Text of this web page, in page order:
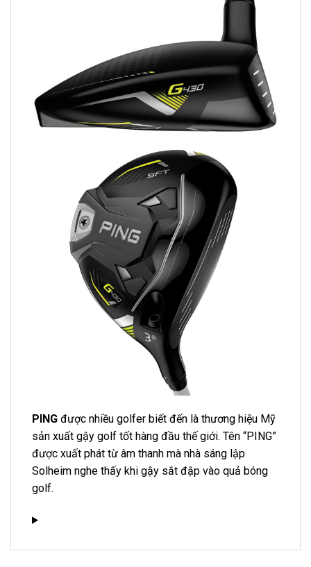
PING được nhiều golfer biết đến là thương hiệu Mỹ
sản xuất gậy golf tốt hàng đầu thế giới. Tên “PING”
được xuất phát từ âm thanh mà nhà sáng lập
Solheim nghe thấy khi gậy sắt đập vào quả bóng
golf.